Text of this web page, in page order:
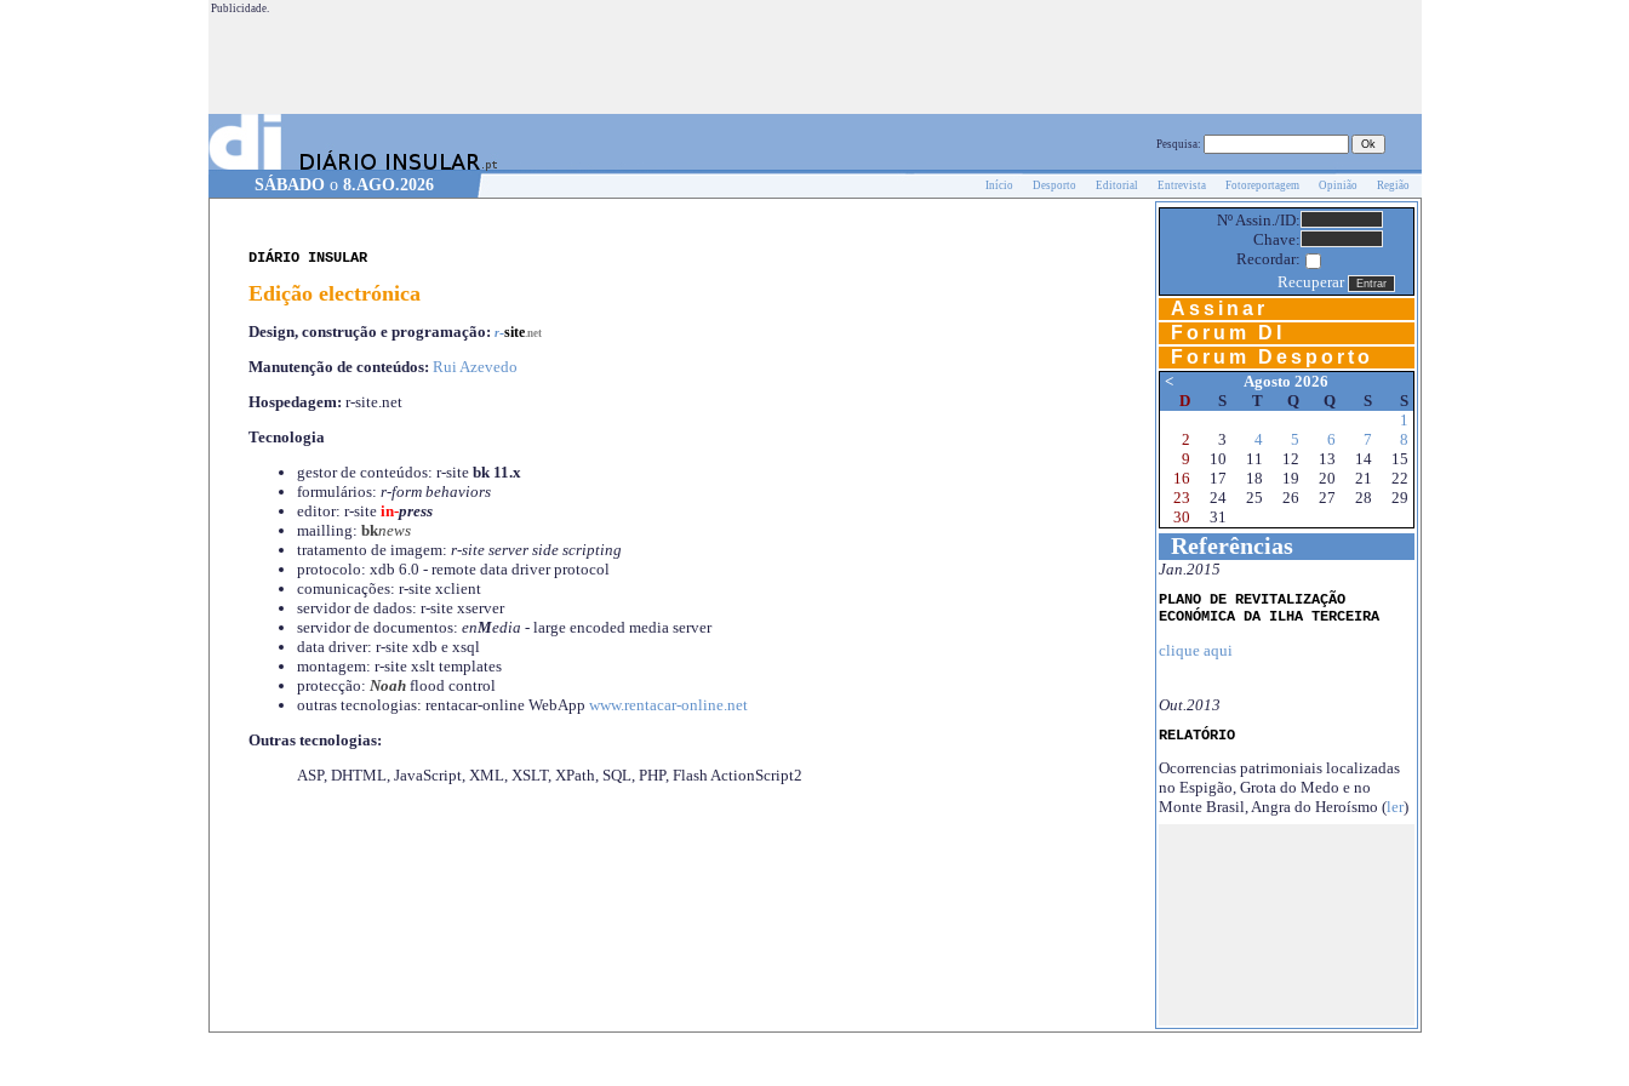
Publicidade.
Pesquisa:
SÁBADO o 8.AGO.2026 Início Desporto Editorial Entrevista Fotoreportagem Opinião Região
DIÁRIO INSULAR
Edição electrónica
Design, construção e programação: r-site.net
Manutenção de conteúdos: Rui Azevedo
Hospedagem: r-site.net
Tecnologia
gestor de conteúdos: r-site bk 11.x
formulários: r-form behaviors
editor: r-site in-press
mailling: bknews
tratamento de imagem: r-site server side scripting
protocolo: xdb 6.0 - remote data driver protocol
comunicações: r-site xclient
servidor de dados: r-site xserver
servidor de documentos: enMedia - large encoded media server
data driver: r-site xdb e xsql
montagem: r-site xslt templates
protecção: Noahflood control
outras tecnologias: rentacar-online WebApp www.rentacar-online.net
Outras tecnologias:
ASP, DHTML, JavaScript, XML, XSLT, XPath, SQL, PHP, Flash ActionScript2
Nº Assin./ID:
Chave:
Recordar:
Recuperar
Assinar
Forum DI
Forum Desporto
<
Agosto 2026
D
S T Q Q S
S
1
2
3 4 5 6 7
8
9
10 11 12 13 14
15
16
17 18 19 20 21
22
23
24 25 26 27 28
29
30
31
Referências
Jan.2015
PLANO DE REVITALIZAÇÃO
ECONÓMICA DA ILHA TERCEIRA
clique aqui
Out.2013
RELATÓRIO
Ocorrencias patrimoniais localizadas
no Espigão, Grota do Medo e no
Monte Brasil, Angra do Heroísmo (ler)